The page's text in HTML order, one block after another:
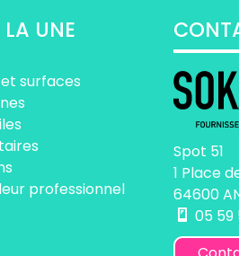
UNE
surfaces
professionnel
Spot 51
1 Place
64600
05 59